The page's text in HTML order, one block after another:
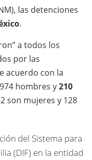
las detenciones
.
a todos los
por las
acuerdo con la
hombres y210
son mujeres y 128
del Sistema para
(DIF) en la entidad